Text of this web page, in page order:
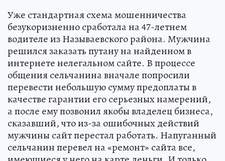
Уже стандартная схема мошенничества
безукоризненно сработала на 47-летнем
водителе из Называевского района. Мужчина
решился заказать путану на найденном в
интернете нелегальном сайте. В процессе
общения сельчанина вначале попросили
перевести небольшую сумму предоплаты в
качестве гарантии его серьезных намерений,
а после ему позвонил якобы владелец бизнеса,
сказавший, что из-за ошибочных действий
мужчины сайт перестал работать. Напуганный
сельчанин перевел на «ремонт» сайта все,